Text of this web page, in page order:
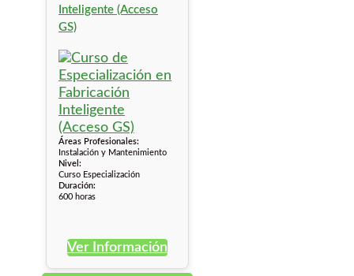
Inteligente (Acceso
GS)
Áreas Profesionales:
Instalación y Mantenimiento
Nivel:
Curso Especialización
Duración:
600 horas
Ver Información